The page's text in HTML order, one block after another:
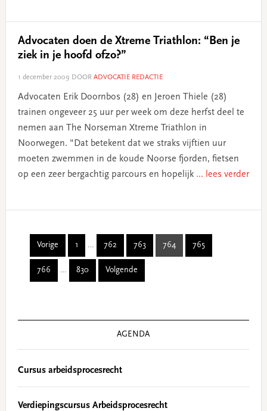
Advocaten doen de Xtreme Triathlon: “Ben je
ziek in je hoofd ofzo?”
1 december 2009 DOOR ADVOCATIE REDACTIE
Advocaten Erik Doornbos (28) en Jeroen Thiele (28)
trainen ongeveer 25 uur per week om deze herfst deel te
nemen aan The Norseman Xtreme Triathlon in
Noorwegen. "Dat betekent dat we straks vijftien uur
moeten zwemmen in de koude Noorse fjorden, fietsen
op een zeer bergachtig parcours en hopelijk ... lees verder
Vorige Page
1
Interim
pages
omitted
… Page
762 Page
763 Page
764 Page
765
Page
766
Interim
pages
… Page
830 Volgende
Primary
AGENDA
Cursus arbeidsprocesrecht
Verdiepingscursus Arbeidsprocesrecht